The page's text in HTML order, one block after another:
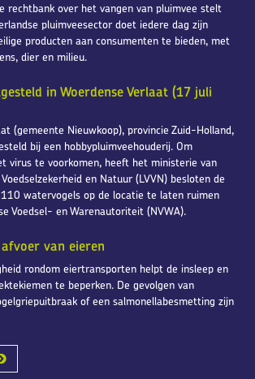
rechtbank over het vangen van pluimvee stelt
pluimveesector doet iedere dag zijn
producten aan consumenten te bieden, met
dier en milieu.
in Woerdense Verlaat (17 juli
(gemeente Nieuwkoop), provincie Zuid-Holland,
bij een hobbypluimveehouderij. Om
virus te voorkomen, heeft het ministerie van
en Natuur (LVVN) besloten de
watervogels op de locatie te laten ruimen
Voedsel- en Warenautoriteit (NVWA).
van eieren
rondom eiertransporten helpt de insleep en
te beperken. De gevolgen van
of een salmonellabesmetting zijn